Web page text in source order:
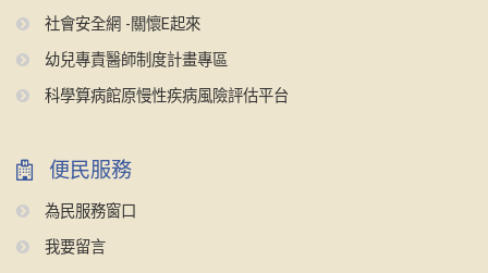
社會安全網 -關懷E起來
幼兒專責醫師制度計畫專區
科學算病館原慢性疾病風險評估平台
便民服務
為民服務窗口
我要留言